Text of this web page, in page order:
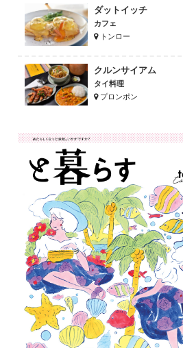
ダットイッチ
カフェ
トンロー
クルンサイアム
タイ料理
プロンポン